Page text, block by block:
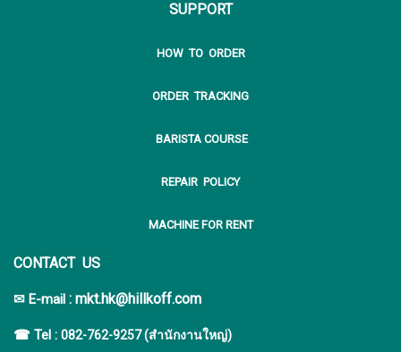
SUPPORT
HOW TO ORDER
ORDER TRACKING
BARISTA COURSE
REPAIR POLICY
MACHINE FOR RENT
CONTACT US
✉ E-mail : mkt.hk@hillkoff.com
☎ Tel : 082-762-9257 (สำนักงานใหญ่)